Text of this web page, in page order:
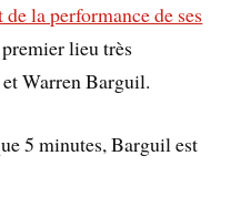
la performance de ses
premier lieu très
Warren Barguil.
5 minutes, Barguil est